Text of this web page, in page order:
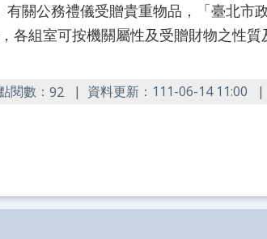
有關公務禮儀受贈貴重物品，「臺北市
各組室可按機關屬性及受贈財物之性質
閱數： 92 資料更新：111-06-14 11:00